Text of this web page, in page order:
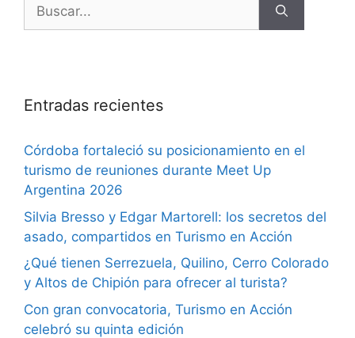
Entradas recientes
Córdoba fortaleció su posicionamiento en el
turismo de reuniones durante Meet Up
Argentina 2026
Silvia Bresso y Edgar Martorell: los secretos del
asado, compartidos en Turismo en Acción
¿Qué tienen Serrezuela, Quilino, Cerro Colorado
y Altos de Chipión para ofrecer al turista?
Con gran convocatoria, Turismo en Acción
celebró su quinta edición